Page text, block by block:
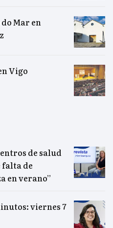
Mar en
Vigo
de salud
de
en verano”
viernes 7